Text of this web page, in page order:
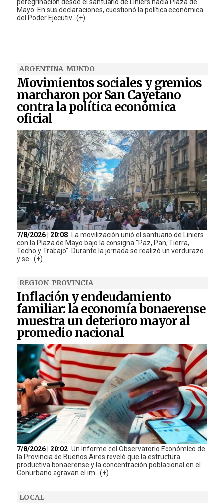
peregrinación desde el santuario de Liniers hacia Plaza de
Mayo. En sus declaraciones, cuestionó la política económica
del Poder Ejecutiv...(+)
ARGENTINA-MUNDO
Movimientos sociales y gremios
marcharon por San Cayetano
contra la política económica
oficial
7/8/2026 | 20:08
La movilización unió el santuario de Liniers
con la Plaza de Mayo bajo la consigna "Paz, Pan, Tierra,
Techo y Trabajo". Durante la jornada se realizó un verdurazo
y se...(+)
REGION-PROVINCIA
Inflación y endeudamiento
familiar: la economía bonaerense
muestra un deterioro mayor al
promedio nacional
7/8/2026 | 20:02 Un informe del Observatorio Económico de
la Provincia de Buenos Aires reveló que la estructura
productiva bonaerense y la concentración poblacional en el
Conurbano agravan el im...(+)
LOCAL